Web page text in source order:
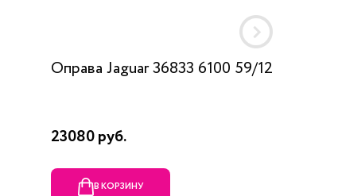
Оправа Jaguar 36833 6100 59/12
23080 руб.
В КОРЗИНУ